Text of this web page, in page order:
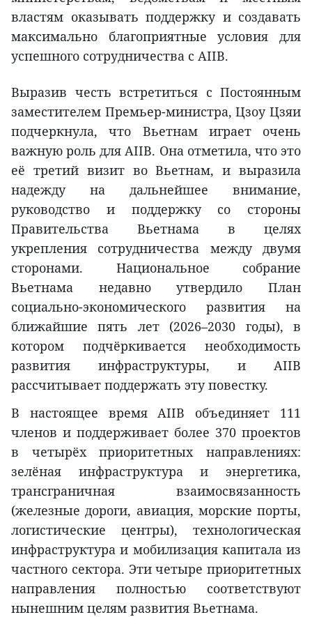
властям оказывать поддержку и создавать
максимально благоприятные условия для
успешного сотрудничества с AIIB.
Выразив честь встретиться с Постоянным
заместителем Премьер-министра, Цзоу Цзяи
подчеркнула, что Вьетнам играет очень
важную роль для AIIB. Она отметила, что это
её третий визит во Вьетнам, и выразила
надежду на дальнейшее внимание,
руководство и поддержку со стороны
Правительства Вьетнама в целях
укрепления сотрудничества между двумя
сторонами. Национальное собрание
Вьетнама недавно утвердило План
социально-экономического развития на
ближайшие пять лет (2026–2030 годы), в
котором подчёркивается необходимость
развития инфраструктуры, и AIIB
рассчитывает поддержать эту повестку.
В настоящее время AIIB объединяет 111
членов и поддерживает более 370 проектов
в четырёх приоритетных направлениях:
зелёная инфраструктура и энергетика,
трансграничная взаимосвязанность
(железные дороги, авиация, морские порты,
логистические центры), технологическая
инфраструктура и мобилизация капитала из
частного сектора. Эти четыре приоритетных
направления полностью соответствуют
нынешним целям развития Вьетнама.